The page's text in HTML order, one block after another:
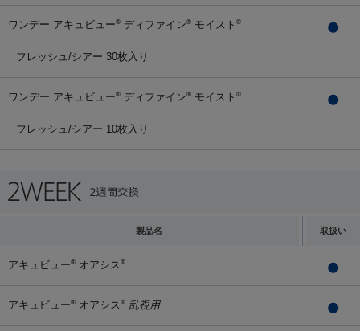
ワンデー アキュビュー® ディファイン® モイスト ®
フレッシュ/シアー 30枚入り
ワンデー アキュビュー® ディファイン® モイスト ®
フレッシュ/シアー 10枚入り
製品名 取扱い
アキュビュー® オアシス ®
アキュビュー® オアシス ® 乱視用